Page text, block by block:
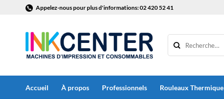
contenu
Appelez-nous pour plus d'informations: 02 420 52 41
Accueil À propos Professionnels Rouleaux Thermique